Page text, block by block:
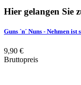
Hier gelangen Sie
Guns ´n´ Nuns - Nehmen ist
9,90 €
Bruttopreis